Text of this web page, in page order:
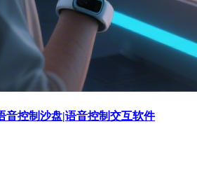
音控制沙盘|语音控制交互软件